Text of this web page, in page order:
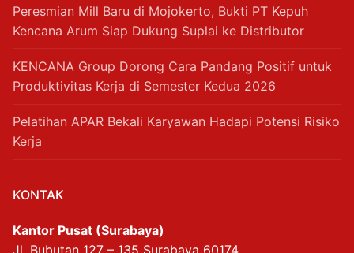
Peresmian Mill Baru di Mojokerto, Bukti PT Kepuh
Kencana Arum Siap Dukung Suplai ke Distributor
KENCANA Group Dorong Cara Pandang Positif untuk
Produktivitas Kerja di Semester Kedua 2026
Pelatihan APAR Bekali Karyawan Hadapi Potensi Risiko
Kerja
KONTAK
Kantor Pusat (Surabaya)
Jl. Bubutan 127 – 135 Surabaya 60174